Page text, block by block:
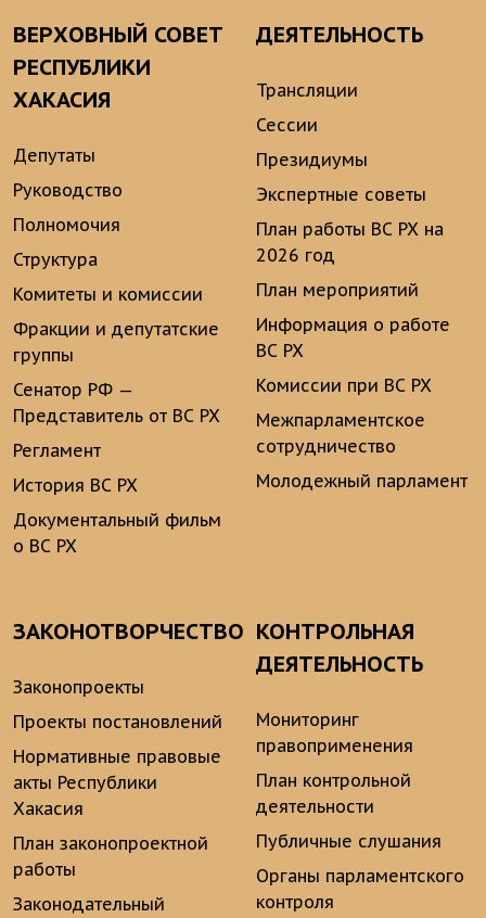
ВЕРХОВНЫЙ СОВЕТ
РЕСПУБЛИКИ
ХАКАСИЯ
Депутаты
Руководство
Полномочия
Структура
Комитеты и комиссии
Фракции и депутатские
группы
Сенатор РФ —
Представитель от ВС РХ
Регламент
История ВС РХ
Документальный фильм
о ВС РХ
ДЕЯТЕЛЬНОСТЬ
Трансляции
Сессии
Президиумы
Экспертные советы
План работы ВС РХ на
2026 год
План мероприятий
Информация о работе
ВС РХ
Комиссии при ВС РХ
Межпарламентское
сотрудничество
Молодежный парламент
ЗАКОНОТВОРЧЕСТВО
Законопроекты
Проекты постановлений
Нормативные правовые
акты Республики
Хакасия
План законопроектной
работы
Законодательный
КОНТРОЛЬНАЯ
ДЕЯТЕЛЬНОСТЬ
Мониторинг
правоприменения
План контрольной
деятельности
Публичные слушания
Органы парламентского
контроля